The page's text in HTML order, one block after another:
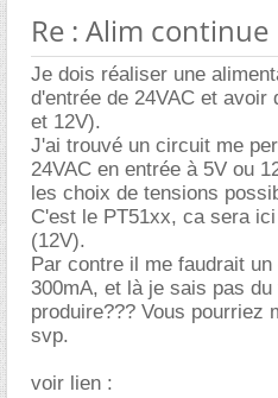
Re : Alim continue
Je dois réaliser une
d'entrée de 24VAC et avoir
et 12V).
J'ai trouvé un circuit me
24VAC en entrée à 5V ou
les choix de tensions
C'est le PT51xx, ca sera
(12V).
Par contre il me faudrait
300mA, et là je sais pas
produire??? Vous pourriez
svp.
voir lien :